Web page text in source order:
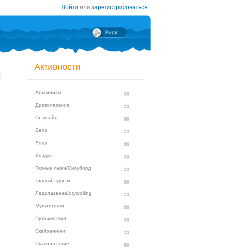
Войти или зарегистрироваться
Активности
Альпинизм
Древолазание
Слэклайн
Вело
Вода
Воздух
Горные лыжи/Сноуборд
Горный туризм
Ледолазание/drytoolling
Мультигонки
Путешествия
Скайраннинг
Скалолазание